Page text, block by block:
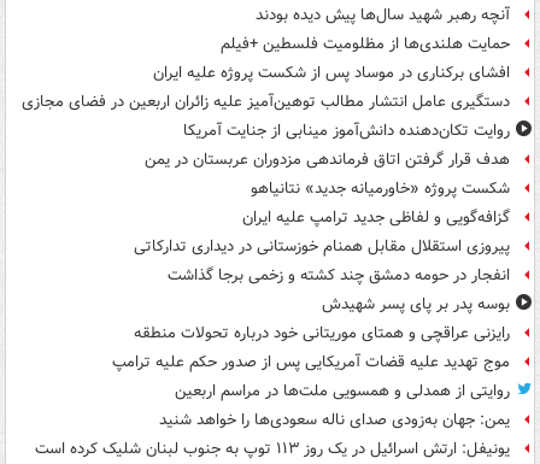
آنچه رهبر شهید سال‌ها پیش دیده بودند
حمایت هلندی‌ها از مظلومیت فلسطین +فیلم
افشای برکناری در موساد پس از شکست پروژه علیه ایران
دستگیری عامل انتشار مطالب توهین‌آمیز علیه زائران اربعین در فضای مجازی
روایت تکان‌دهنده دانش‌آموز مینابی از جنایت آمریکا
هدف قرار گرفتن اتاق‌ فرماندهی مزدوران عربستان در یمن
شکست پروژه «خاورمیانه جدید» نتانیاهو
گزافه‌گویی و لفاظی جدید ترامپ علیه ایران
پیروزی استقلال مقابل همنام خوزستانی در دیداری تدارکاتی
انفجار در حومه دمشق چند کشته و زخمی برجا گذاشت
بوسه‌ پدر بر پای پسر شهیدش
رایزنی عراقچی و همتای موریتانی خود درباره تحولات منطقه
موج تهدید علیه قضات آمریکایی پس از صدور حکم علیه ترامپ
روایتی از همدلی و همسویی ملت‌ها در مراسم اربعین
یمن: جهان به‌زودی صدای ناله سعودی‌ها را خواهد شنید
یونیفل: ارتش اسرائیل در یک روز ۱۱۳ توپ به جنوب لبنان شلیک کرده است